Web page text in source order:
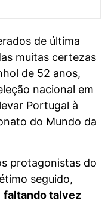
de última
muitas certezas
de 52 anos,
nacional em
Portugal à
do Mundo da
protagonistas do
seguido,
faltando talvez